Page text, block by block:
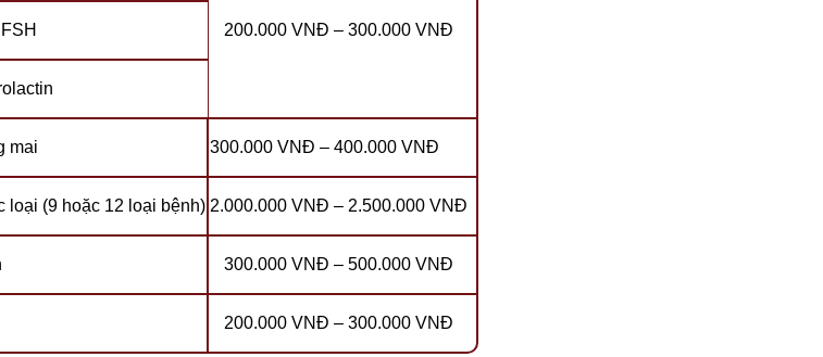
200.000 VNĐ – 300.000 VNĐ
mai 300.000 VNĐ – 400.000 VNĐ
loại (9 hoặc 12 loại bệnh) 2.000.000 VNĐ – 2.500.000 VNĐ
300.000 VNĐ – 500.000 VNĐ
200.000 VNĐ – 300.000 VNĐ